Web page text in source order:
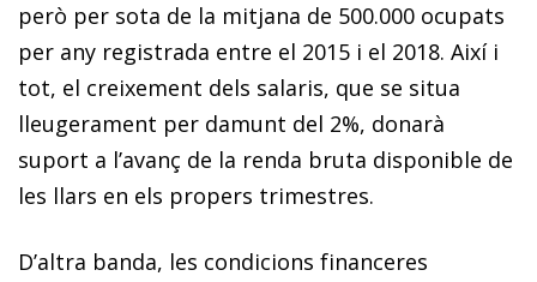
però per sota de la mitjana de 500.000 ocupats
per any registrada entre el 2015 i el 2018. Així i
tot, el creixement dels salaris, que se situa
lleugerament per damunt del 2%, donarà
suport a l’avanç de la renda bruta disponible de
les llars en els propers trimestres.
D’altra banda, les condicions financeres